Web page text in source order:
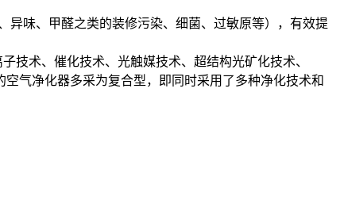
异味、甲醛之类的装修污染、细菌、过敏原等），有效提
技术、催化技术、光触媒技术、超结构光矿化技术、
气净化器多采为复合型，即同时采用了多种净化技术和